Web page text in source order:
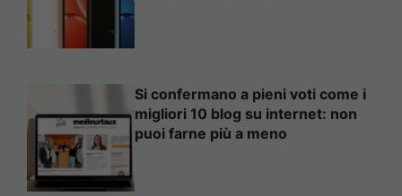
Si confermano a pieni voti come i
migliori 10 blog su internet: non
puoi farne più a meno